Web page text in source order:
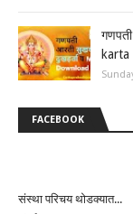
FACEBOOK
संस्था परिचय थोडक्यात...